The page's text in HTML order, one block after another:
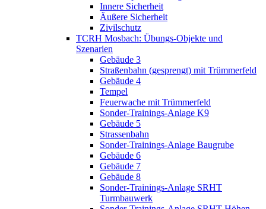
Innere Sicherheit
Äußere Sicherheit
Zivilschutz
TCRH Mosbach: Übungs-Objekte und
Szenarien
Gebäude 3
Straßenbahn (gesprengt) mit Trümmerfeld
Gebäude 4
Tempel
Feuerwache mit Trümmerfeld
Sonder-Trainings-Anlage K9
Gebäude 5
Strassenbahn
Sonder-Trainings-Anlage Baugrube
Gebäude 6
Gebäude 7
Gebäude 8
Sonder-Trainings-Anlage SRHT
Turmbauwerk